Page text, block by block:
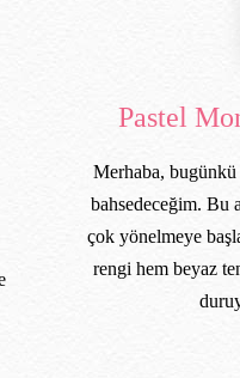
Pastel
Merhaba, bugünkü
bahsedeceğim. Bu
çok yönelmeye
rengi hem beyaz